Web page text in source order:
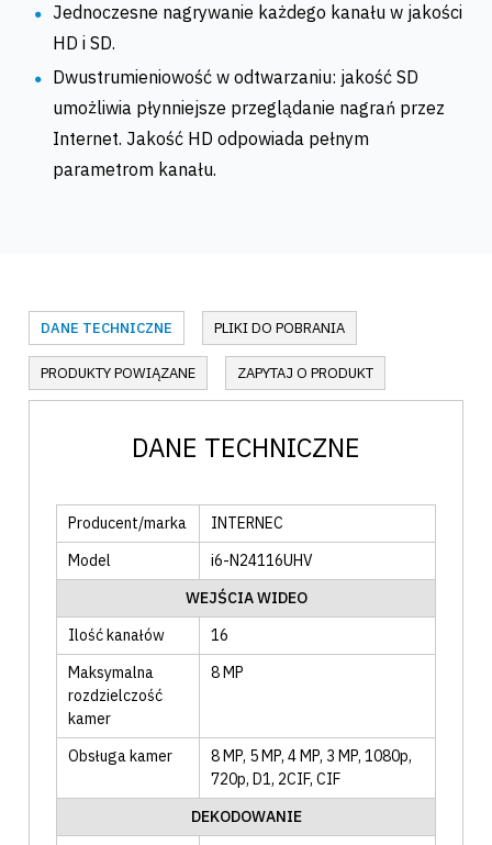
Jednoczesne nagrywanie każdego kanału w jakości
HD i SD.
Dwustrumieniowość w odtwarzaniu: jakość SD
umożliwia płynniejsze przeglądanie nagrań przez
Internet. Jakość HD odpowiada pełnym
parametrom kanału.
DANE TECHNICZNE PLIKI DO POBRANIA
PRODUKTY POWIĄZANE ZAPYTAJ O PRODUKT
DANE TECHNICZNE
Producent/marka
INTERNEC
Model
i6-N24116UHV
WEJŚCIA WIDEO
Ilość kanałów
16
Maksymalna
rozdzielczość
kamer
8 MP
Obsługa kamer 8 MP, 5 MP, 4 MP, 3 MP, 1080p,
720p, D1, 2CIF, CIF
DEKODOWANIE